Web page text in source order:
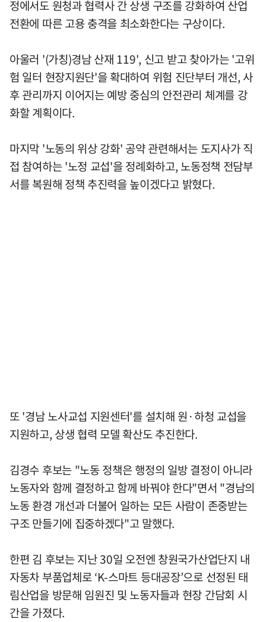
정에서도 원청과 협력사 간 상생 구조를 강화하여 산업
전환에 따른 고용 충격을 최소화한다는 구상이다.
아울러 '(가칭)경남 산재 119', 신고 받고 찾아가는 '고위
험 일터 현장지원단'을 확대하여 위험 진단부터 개선, 사
후 관리까지 이어지는 예방 중심의 안전관리 체계를 강
화할 계획이다.
마지막 '노동의 위상 강화' 공약 관련해서는 도지사가 직
접 참여하는 '노정 교섭'을 정례화하고, 노동정책 전담부
서를 복원해 정책 추진력을 높이겠다고 밝혔다.
또 '경남 노사교섭 지원센터'를 설치해 원·하청 교섭을
지원하고, 상생 협력 모델 확산도 추진한다.
김경수 후보는 "노동 정책은 행정의 일방 결정이 아니라
노동자와 함께 결정하고 함께 바꿔야 한다"면서 "경남의
노동 환경 개선과 더불어 일하는 모든 사람이 존중받는
구조 만들기에 집중하겠다"고 말했다.
한편 김 후보는 지난 30일 오전엔 창원국가산업단지 내
자동차 부품업체로 ‘K-스마트 등대공장’으로 선정된 태
림산업을 방문해 임원진 및 노동자들과 현장 간담회 시
간을 가졌다.